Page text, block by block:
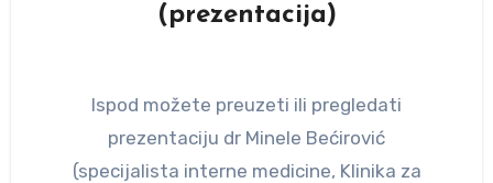
(prezentacija)
Ispod možete preuzeti ili pregledati
prezentaciju dr Minele Bećirović
(specijalista interne medicine, Klinika za